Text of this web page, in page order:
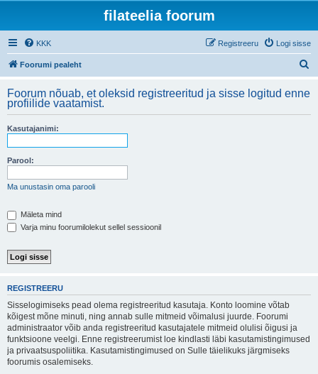
filateelia foorum
KKK Logi sisse
Registreeru
Foorumi pealeht
i
Foorum nõuab, et oleksid registreeritud ja sisse logitud enne
profiilide vaatamist.
Kasutajanimi:
Parool:
Ma unustasin oma parooli
Mäleta mind
Varja minu foorumilolekut sellel sessioonil
REGISTREERU
Sisselogimiseks pead olema registreeritud kasutaja. Konto loomine võtab
kõigest mõne minuti, ning annab sulle mitmeid võimalusi juurde. Foorumi
administraator võib anda registreeritud kasutajatele mitmeid olulisi õigusi ja
funktsioone veelgi. Enne registreerumist loe kindlasti läbi kasutamistingimused
ja privaatsuspoliitika. Kasutamistingimused on Sulle täielikuks järgmiseks
foorumis osalemiseks.